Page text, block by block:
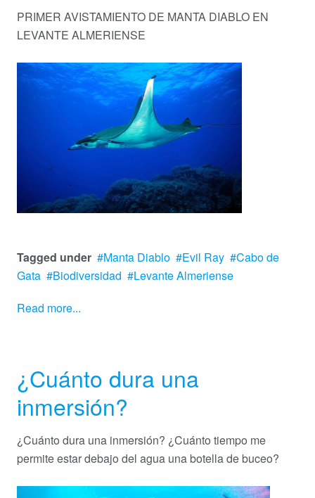
PRIMER AVISTAMIENTO DE MANTA DIABLO EN
LEVANTE ALMERIENSE
Tagged under Manta Diablo Evil Ray
Cabo de
Gata
Biodiversidad
Levante Almeriense
Read more...
¿Cuánto dura una
inmersión?
¿Cuánto dura una inmersión? ¿Cuánto tiempo me
permite estar debajo del agua una botella de buceo?